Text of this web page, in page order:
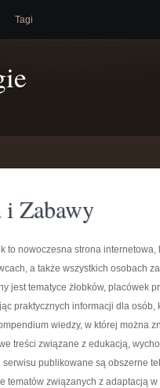
Tagi
i Zabawy
to nowoczesna strona
a także wszystkich osobach
jest tematyce żłobków, placówek
praktycznych informacji dla
wiedzy, w której można
treści związane z edukacją,
publikowane są obszerne
tematów związanych z adaptacją